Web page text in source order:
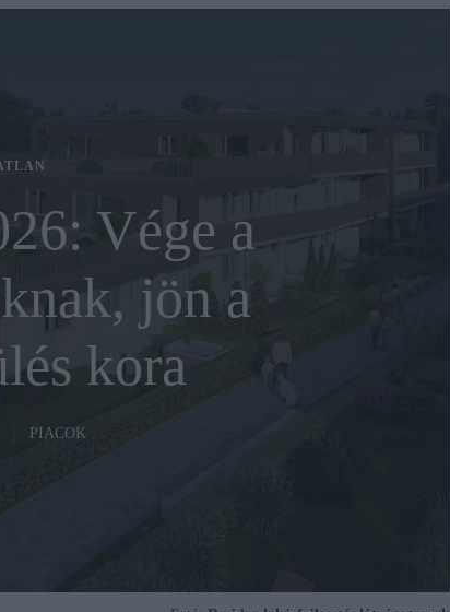
Vége a
jön a
kora
PIACOK